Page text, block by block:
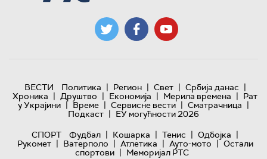
ВЕСТИ Политика | Регион | Свет | Србија данас |
Хроника | Друштво | Економија | Мерила времена | Рат
у Украјини | Време | Сервисне вести | Сматрачница |
Подкаст | ЕУ могућности 2026
СПОРТ
Фудбал | Кошарка | Тенис | Одбојка |
Рукомет | Ватерполо | Атлетика | Ауто-мото | Остали
спортови | Меморијал РТС